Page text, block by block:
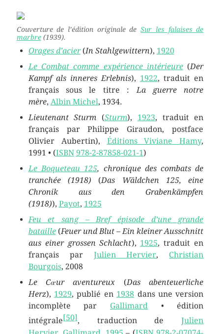
Couverture de l’édition originale deSur les falaises de
marbre(1939).
Orages d’acier(In Stahlgewittern), 1920
Le Combat comme expérience intérieure (Der
Kampf als inneres Erlebnis), 1922, traduit en
français sous le titre :La guerre notre
mère, Albin Michel, 1934.
Lieutenant Sturm (Sturm), 1923, traduit en
français par Philippe Giraudon, postface
Olivier Aubertin), Éditions Viviane Hamy,
1991 • (ISBN 978-2-87858-021-1)
Le Boqueteau 125, chronique des combats de
tranchée (1918) (Das Wäldchen 125, eine
Chronik aus den Grabenkämpfen
(1918)), Payot, 1925
Feu et sang – Bref épisode d’une grande
bataille(Feuer und Blut – Ein kleiner Ausschnitt
aus einer grossen Schlacht), 1925, traduit en
français par Julien Hervier, Christian
Bourgois, 2008
Le Cœur aventureux (Das abenteuerliche
Herz), 1929, publié en 1938 dans une version
incomplète par Gallimard • édition
intégrale[50], traduction deJulien